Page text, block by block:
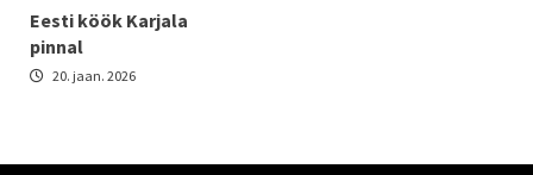
Eesti köök Karjala
pinnal
20. jaan. 2026